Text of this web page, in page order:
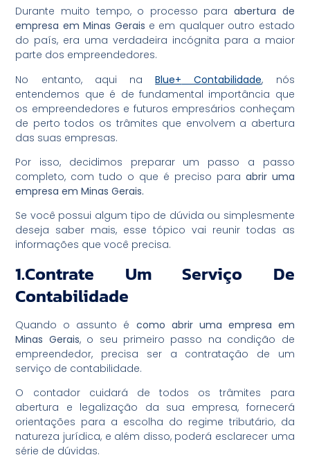
Durante muito tempo, o processo para abertura de
empresa em Minas Gerais e em qualquer outro estado
do país, era uma verdadeira incógnita para a maior
parte dos empreendedores.
No entanto, aqui naBlue+ Contabilidade, nós
entendemos que é de fundamental importância que
os empreendedores e futuros empresários conheçam
de perto todos os trâmites que envolvem a abertura
das suas empresas.
Por isso, decidimos preparar um passo a passo
completo, com tudo o que é preciso para abrir uma
empresa em Minas Gerais.
Se você possui algum tipo de dúvida ou simplesmente
deseja saber mais, esse tópico vai reunir todas as
informações que você precisa.
1.Contrate Um Serviço De
Contabilidade
Quando o assunto é como abrir uma empresa em
Minas Gerais, o seu primeiro passo na condição de
empreendedor, precisa ser a contratação de um
serviço de contabilidade.
O contador cuidará de todos os trâmites para
abertura e legalização da sua empresa, fornecerá
orientações para a escolha do regime tributário, da
natureza jurídica, e além disso, poderá esclarecer uma
série de dúvidas.